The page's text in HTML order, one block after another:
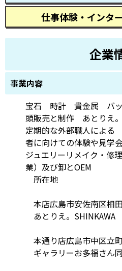
仕事体験・インタ
企業
事業内容
宝石 時計 貴金属 バッ
頭販売と制作 あとりえ
定期的な外部職人による
者に向けての体験や見学
ジュエリーリメイク・修
業）及び卸とOEM
所在地
本店広島市安佐南区相
あとりえ。
本通り店広島市中区立
ギャラリーお多福さん